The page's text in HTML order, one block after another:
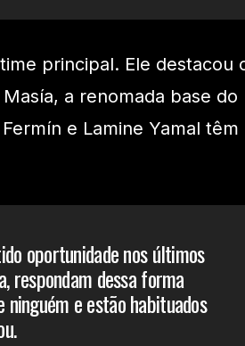
principal. Ele destacou
a renomada base do
e Lamine Yamal têm
oportunidade nos últimos
respondam dessa forma
e estão habituados